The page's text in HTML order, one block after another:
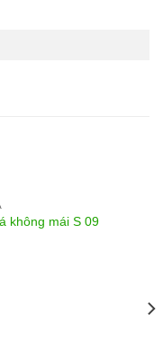
không mái S 09